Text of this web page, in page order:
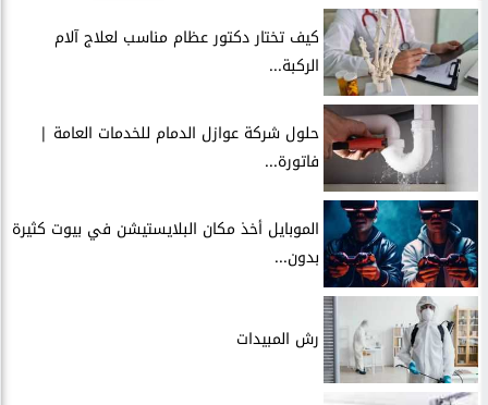
كيف تختار دكتور عظام مناسب لعلاج آلام
الركبة...
حلول شركة عوازل الدمام للخدمات العامة |
فاتورة...
الموبايل أخذ مكان البلايستيشن في بيوت كثيرة
بدون...
رش المبيدات